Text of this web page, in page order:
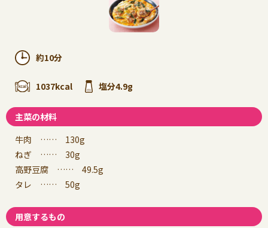
約10分
1037kcal 塩分4.9g
主菜の材料
牛肉 …… 130g
ねぎ …… 30g
高野豆腐 …… 49.5g
タレ …… 50g
用意するもの